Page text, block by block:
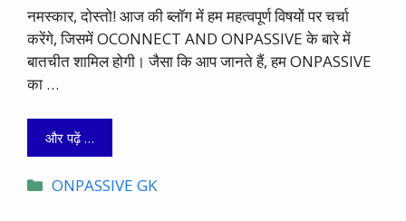
नमस्कार, दोस्तो! आज की ब्लाॅग में हम महत्वपूर्ण विषयों पर चर्चा
करेंगे, जिसमें OCONNECT AND ONPASSIVE के बारे में
बातचीत शामिल होगी। जैसा कि आप जानते हैं, हम ONPASSIVE
का …
और पढ़ें …
Categories
ONPASSIVE GK